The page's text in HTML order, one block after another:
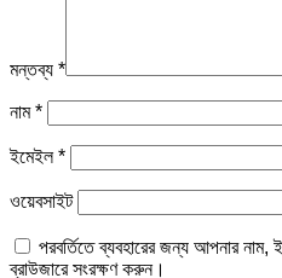
মন্তব্য *
নাম*
ইমেইল*
ওয়েবসাইট
পরবর্তিতে ব্যবহারের জন্য আপনার নাম,
ব্রাউজারে সংরক্ষণ করুন।